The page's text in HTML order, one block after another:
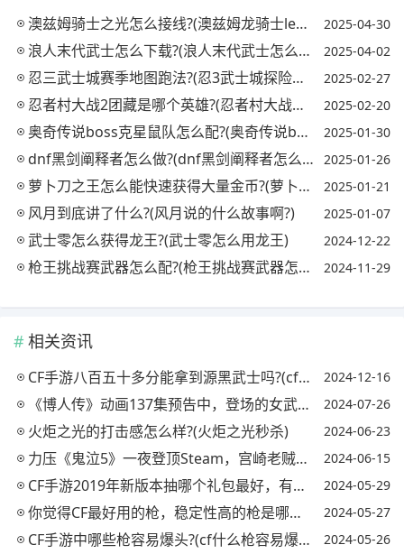
澳兹姆骑士之光怎么接线?(澳兹姆龙骑士led双光透镜) 2025-04-30
浪人末代武士怎么下载?(浪人末代武士怎么下载手机版) 2025-04-02
忍三武士城赛季地图跑法?(忍3武士城探险事件) 2025-02-27
忍者村大战2团藏是哪个英雄?(忍者村大战团藏攻略) 2025-02-20
奥奇传说boss克星鼠队怎么配?(奥奇传说boss鼠队选择) 2025-01-30
dnf黑剑阐释者怎么做?(dnf黑剑阐释者怎么做的) 2025-01-26
萝卜刀之王怎么能快速获得大量金币?(萝卜刀工) 2025-01-21
风月到底讲了什么?(风月说的什么故事啊?) 2025-01-07
武士零怎么获得龙王?(武士零怎么用龙王) 2024-12-22
枪王挑战赛武器怎么配?(枪王挑战赛武器怎么配装备) 2024-11-29
相关资讯
CF手游八百五十多分能拿到源黑武士吗?(cf手游黑武士觉醒,源黑武士可以觉醒嘛?) 2024-12-16
《博人传》动画137集预告中，登场的女武士形象很可爱，她的实力如何呢? 2024-07-26
火炬之光的打击感怎么样?(火炬之光秒杀) 2024-06-23
力压《鬼泣5》一夜登顶Steam，宫崎老贼的《只狼》值得入手吗?(只狼 鬼泣5) 2024-06-15
CF手游2019年新版本抽哪个礼包最好，有没有什么技巧?(cf手游新版礼包抽奖) 2024-05-29
你觉得CF最好用的枪，稳定性高的枪是哪三把?(你觉得cf最好用的枪,稳定性高的枪是哪三把武器) 2024-05-27
CF手游中哪些枪容易爆头?(cf什么枪容易爆头) 2024-05-26